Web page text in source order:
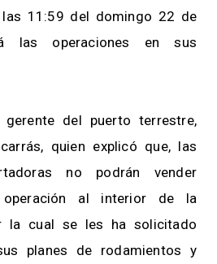
11:59 del domingo 22 de
las operaciones en sus
del puerto terrestre,
quien explicó que, las
no podrán vender
al interior de la
la cual se les ha solicitado
planes de rodamientos y